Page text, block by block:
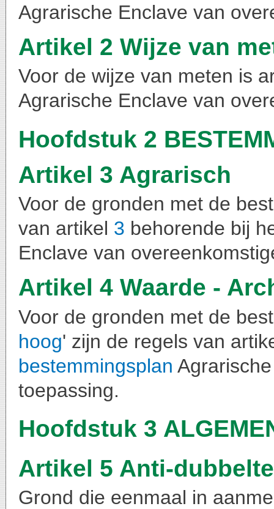
Agrarische Enclave van
Artikel 2 Wijze van
Voor de wijze van meten is
Agrarische Enclave van
Hoofdstuk 2
Artikel 3 Agrarisch
Voor de gronden met de
van artikel 3 behorende bij
Enclave van
Artikel 4 Waarde -
Voor de gronden met de
hoog' zijn de regels van
bestemmingsplan
toepassing.
Hoofdstuk 3
Artikel 5 Anti-
Grond die eenmaal in